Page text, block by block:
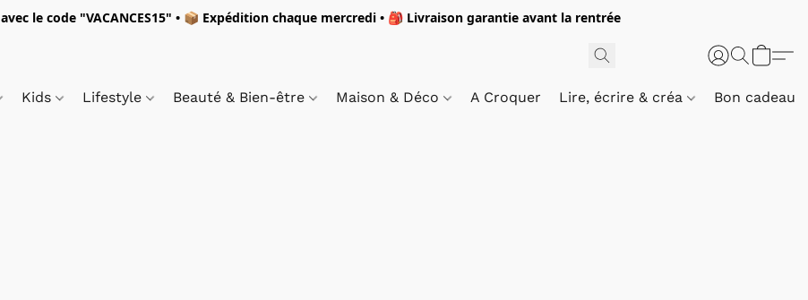
avec le code "VACANCES15" • 📦 Expédition chaque mercredi • 🎒 Livraison garantie avant la rentrée
Kids Lifestyle Beauté & Bien-être Maison & Déco A Croquer Lire, écrire & créa Bon cadeau